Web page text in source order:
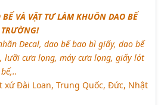
VÀ VẬT TƯ LÀM KHUÔN DAO BẾ
Decal, dao bế bao bì giấy, dao bế
lưỡi cưa lọng, máy cưa lọng, giấy lót
xứ Đài Loan, Trung Quốc, Đức, Nhật